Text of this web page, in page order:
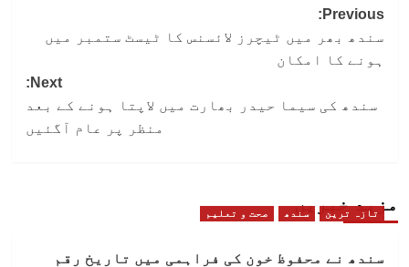
Post
navigation
Previous:
سندھ بھر میں ٹیچرز لائسنس کا ٹیسٹ ستمبر میں
ہونے کا امکان
Next:
سندھ کی سیما حیدر بھارت میں لاپتا ہونے کے بعد
منظر پر عام آگئیں
مزید خبریں
تازہ ترین سندھ صحت و تعلیم
سندھ نے محفوظ خون کی فراہمی میں تاریخ رقم